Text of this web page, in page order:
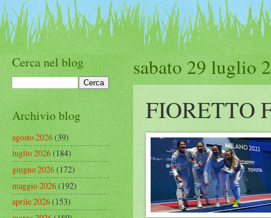
sabato 29 luglio
FIORETTO
Cerca nel blog
Archivio blog
agosto 2026(39)
luglio 2026(184)
giugno 2026(172)
maggio 2026(192)
aprile 2026(153)